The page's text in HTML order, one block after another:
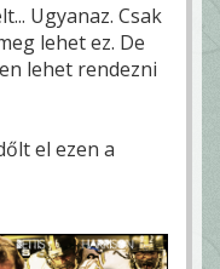
Ugyanaz. Csak
lehet ez. De
lehet rendezni
el ezen a